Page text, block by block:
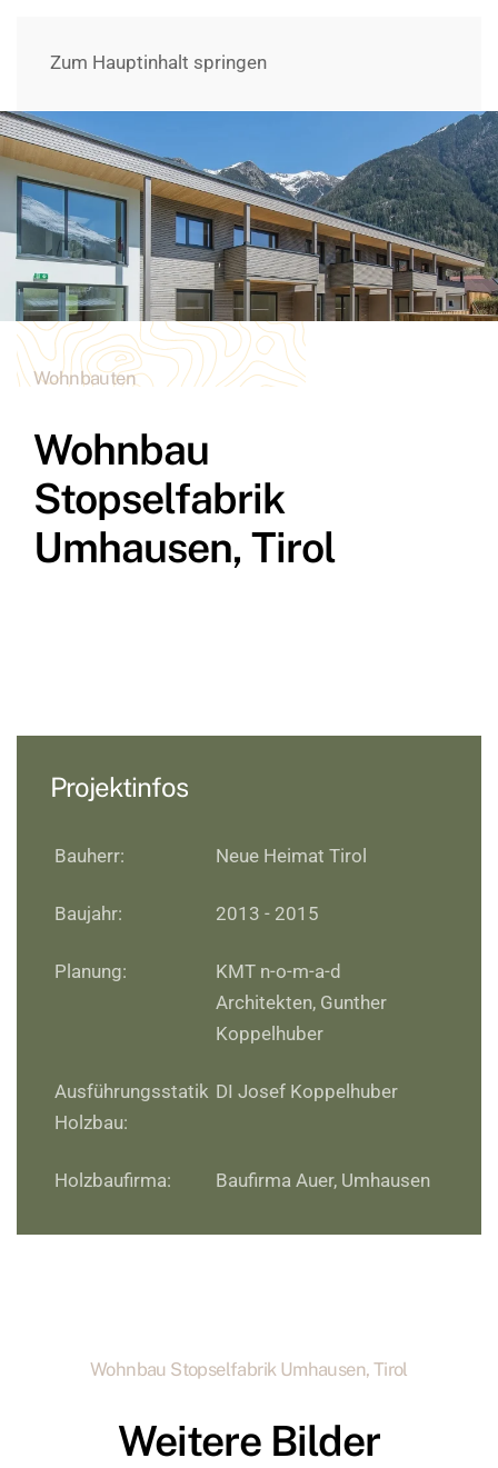
Zum Hauptinhalt springen
Wohnbauten
Wohnbau
Stopselfabrik
Umhausen, Tirol
Projektinfos
Bauherr: Neue Heimat Tirol
Baujahr: 2013 - 2015
Planung:
KMT n-o-m-a-d
Architekten, Gunther
Koppelhuber
Ausführungsstatik
Holzbau:
DI Josef Koppelhuber
Holzbaufirma: Baufirma Auer, Umhausen
Wohnbau Stopselfabrik Umhausen, Tirol
Weitere Bilder